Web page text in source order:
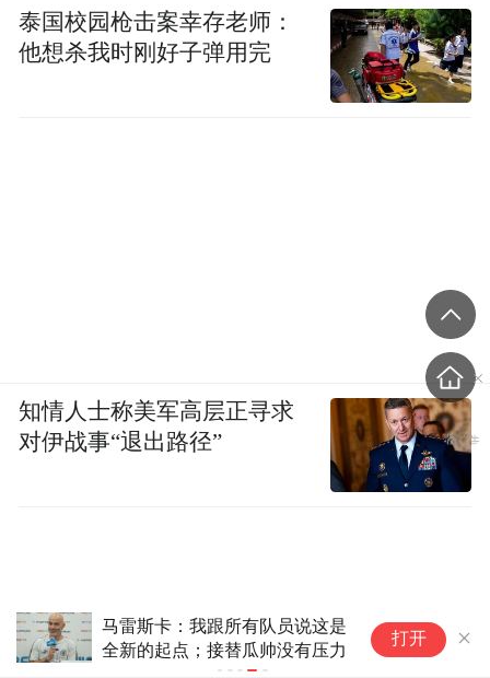
马雷斯卡：我跟所有队员说这是
全新的起点；接替瓜帅没有压力
打开
泰国校园枪击案幸存老师：
他想杀我时刚好子弹用完
知情人士称美军高层正寻求
对伊战事“退出路径”